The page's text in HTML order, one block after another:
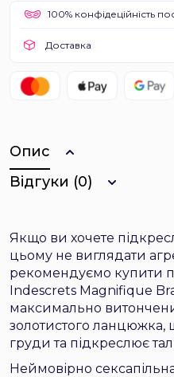
100% конфідеційність
Доставка
Опис
Відгуки (0)
Якщо ви хочете
цьому не виглядати
рекомендуємо купити
Indescrets Magnifique
максимально
золотистого
груди та підкреслює
Неймовірно